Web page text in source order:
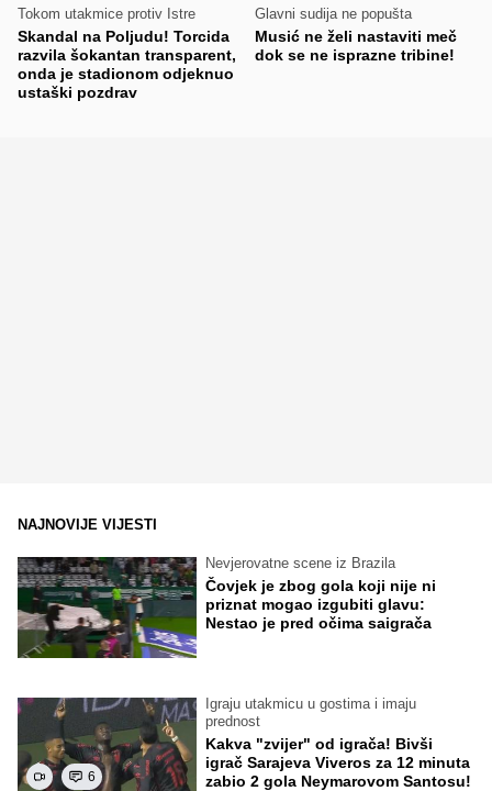
Tokom utakmice protiv Istre
Skandal na Poljudu! Torcida
razvila šokantan transparent,
onda je stadionom odjeknuo
ustaški pozdrav
Glavni sudija ne popušta
Musić ne želi nastaviti meč
dok se ne isprazne tribine!
NAJNOVIJE VIJESTI
Nevjerovatne scene iz Brazila
Čovjek je zbog gola koji nije ni
priznat mogao izgubiti glavu:
Nestao je pred očima saigrača
6
Igraju utakmicu u gostima i imaju
prednost
Kakva "zvijer" od igrača! Bivši
igrač Sarajeva Viveros za 12 minuta
zabio 2 gola Neymarovom Santosu!